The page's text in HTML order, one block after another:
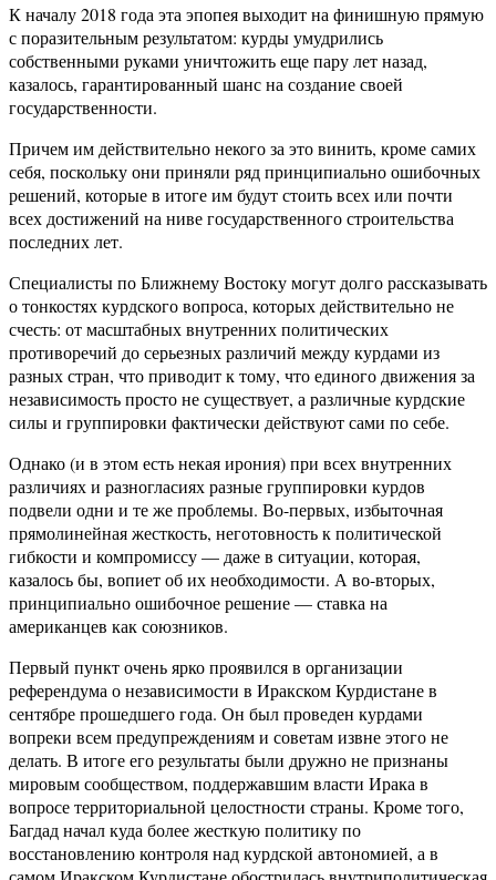
К началу 2018 года эта эпопея выходит на финишную прямую
с поразительным результатом: курды умудрились
собственными руками уничтожить еще пару лет назад,
казалось, гарантированный шанс на создание своей
государственности.
Причем им действительно некого за это винить, кроме самих
себя, поскольку они приняли ряд принципиально ошибочных
решений, которые в итоге им будут стоить всех или почти
всех достижений на ниве государственного строительства
последних лет.
Специалисты по Ближнему Востоку могут долго рассказывать
о тонкостях курдского вопроса, которых действительно не
счесть: от масштабных внутренних политических
противоречий до серьезных различий между курдами из
разных стран, что приводит к тому, что единого движения за
независимость просто не существует, а различные курдские
силы и группировки фактически действуют сами по себе.
Однако (и в этом есть некая ирония) при всех внутренних
различиях и разногласиях разные группировки курдов
подвели одни и те же проблемы. Во-первых, избыточная
прямолинейная жесткость, неготовность к политической
гибкости и компромиссу — даже в ситуации, которая,
казалось бы, вопиет об их необходимости. А во-вторых,
принципиально ошибочное решение — ставка на
американцев как союзников.
Первый пункт очень ярко проявился в организации
референдума о независимости в Иракском Курдистане в
сентябре прошедшего года. Он был проведен курдами
вопреки всем предупреждениям и советам извне этого не
делать. В итоге его результаты были дружно не признаны
мировым сообществом, поддержавшим власти Ирака в
вопросе территориальной целостности страны. Кроме того,
Багдад начал куда более жесткую политику по
восстановлению контроля над курдской автономией, а в